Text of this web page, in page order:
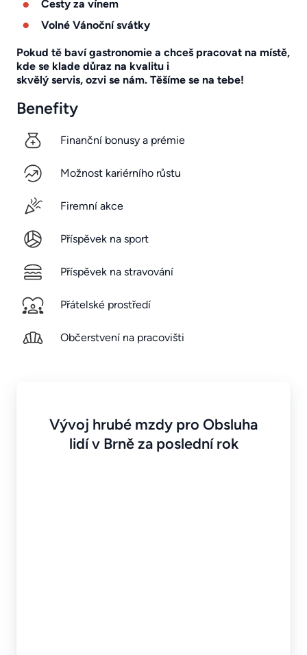
Cesty za vínem
Volné Vánoční svátky
Pokud tě baví gastronomie a chceš pracovat na místě,
kde se klade důraz na kvalitu i
skvělý servis, ozvi se nám. Těšíme se na tebe!
Benefity
Finanční bonusy a prémie
Možnost kariérního růstu
Firemní akce
Příspěvek na sport
Příspěvek na stravování
Přátelské prostředí
Občerstvení na pracovišti
Vývoj hrubé mzdy pro Obsluha
lidí v Brně za poslední rok